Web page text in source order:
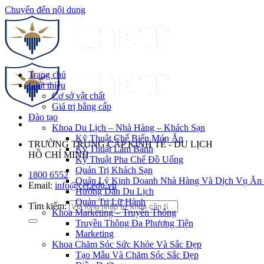
Chuyển đến nội dung
TRƯỜNG TRUNG CẤP KINH TẾ - DU LỊCH
HỒ CHÍ MINH
1800 6552
Email: info@cet.edu.vn
Tìm kiếm:
Trang chủ
Giới thiệu
Cơ sở vật chất
Giá trị bằng cấp
Đào tạo
Khoa Du Lịch – Nhà Hàng – Khách Sạn
Kỹ Thuật Chế Biến Món Ăn
Kỹ Thuật Làm Bánh
Kỹ Thuật Pha Chế Đồ Uống
Quản Trị Khách Sạn
Quản Lý Kinh Doanh Nhà Hàng Và Dịch Vụ Ăn
Hướng Dẫn Du Lịch
Quản Trị Lữ Hành
Khoa Marketing – Truyền Thông
Truyền Thông Đa Phương Tiện
Marketing
Khoa Chăm Sóc Sức Khỏe Và Sắc Đẹp
Tạo Mẫu Và Chăm Sóc Sắc Đẹp